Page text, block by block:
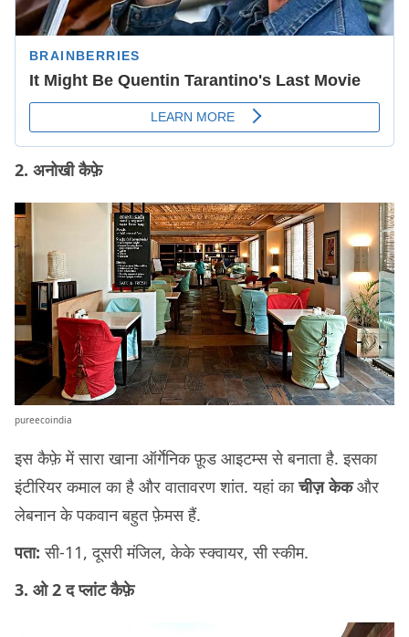
2. अनोखी कैफ़े
pureecoindia
इस कैफ़े में सारा खाना ऑर्गेनिक फ़ूड आइटम्स से बनाता है. इसका
इंटीरियर कमाल का है और वातावरण शांत. यहां काचीज़ केकऔर
लेबनान के पकवान बहुत फ़ेमस हैं.
पता: सी-11, दूसरी मंजिल, केके स्क्वायर, सी स्कीम.
3. ओ 2 द प्लांट कैफ़े